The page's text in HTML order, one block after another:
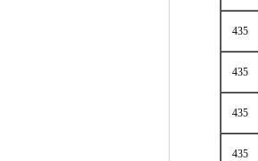
435
435
435
435